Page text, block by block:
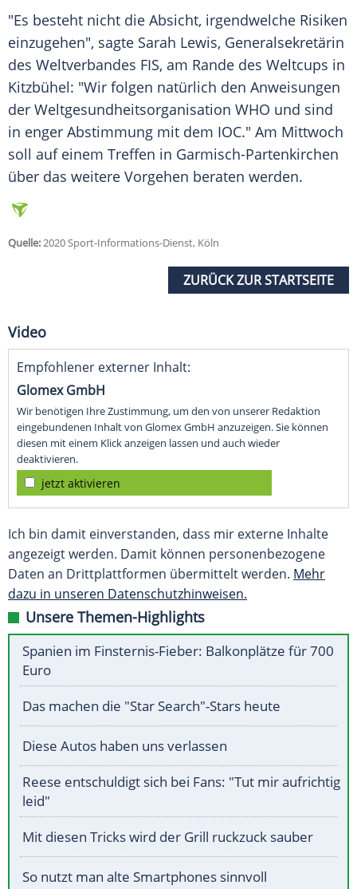
"Es besteht nicht die Absicht, irgendwelche Risiken
einzugehen", sagte Sarah Lewis, Generalsekretärin
des Weltverbandes FIS, am Rande des Weltcups in
Kitzbühel: "Wir folgen natürlich den Anweisungen
der Weltgesundheitsorganisation WHO und sind
in enger Abstimmung mit dem IOC." Am Mittwoch
soll auf einem Treffen in Garmisch-Partenkirchen
über das weitere Vorgehen beraten werden.
Quelle:2020 Sport-Informations-Dienst, Köln
ZURÜCK ZUR STARTSEITE
Video
Empfohlener externer Inhalt:
Glomex GmbH
Wir benötigen Ihre Zustimmung, um den von unserer Redaktion
eingebundenen Inhalt von Glomex GmbH anzuzeigen. Sie können
diesen mit einem Klick anzeigen lassen und auch wieder
deaktivieren.
jetzt aktivieren
Ich bin damit einverstanden, dass mir externe Inhalte
angezeigt werden. Damit können personenbezogene
Daten an Drittplattformen übermittelt werden. Mehr
dazu in unseren Datenschutzhinweisen.
Unsere Themen-Highlights
Spanien im Finsternis-Fieber: Balkonplätze für 700
Euro
Das machen die "Star Search"-Stars heute
Diese Autos haben uns verlassen
Reese entschuldigt sich bei Fans: "Tut mir aufrichtig
leid"
Mit diesen Tricks wird der Grill ruckzuck sauber
So nutzt man alte Smartphones sinnvoll